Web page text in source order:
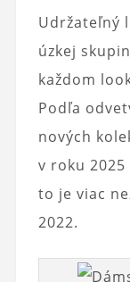
Udržateľný
úzkej
každom
Podľa
nových
v roku
to je viac
2022.